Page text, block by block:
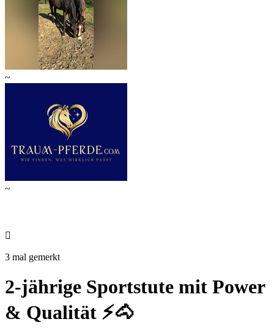
~
~

3 mal gemerkt
2-jährige Sportstute mit Power
& Qualität ⚡🐴